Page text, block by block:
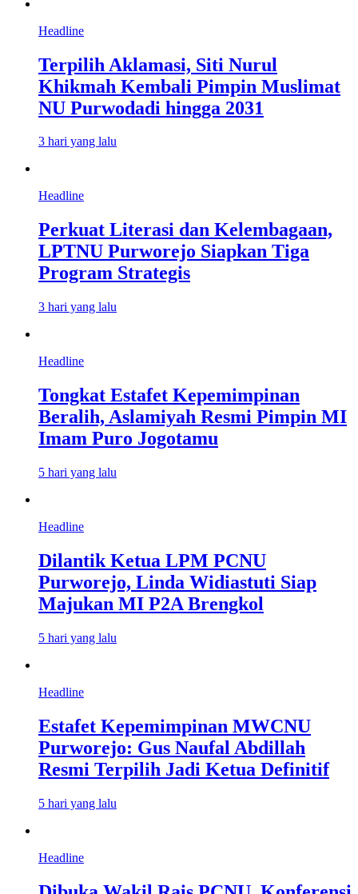
Headline
Terpilih Aklamasi, Siti Nurul
Khikmah Kembali Pimpin Muslimat
NU Purwodadi hingga 2031
3 hari yang lalu
Headline
Perkuat Literasi dan Kelembagaan,
LPTNU Purworejo Siapkan Tiga
Program Strategis
3 hari yang lalu
Headline
Tongkat Estafet Kepemimpinan
Beralih, Aslamiyah Resmi Pimpin MI
Imam Puro Jogotamu
5 hari yang lalu
Headline
Dilantik Ketua LPM PCNU
Purworejo, Linda Widiastuti Siap
Majukan MI P2A Brengkol
5 hari yang lalu
Headline
Estafet Kepemimpinan MWCNU
Purworejo: Gus Naufal Abdillah
Resmi Terpilih Jadi Ketua Definitif
5 hari yang lalu
Headline